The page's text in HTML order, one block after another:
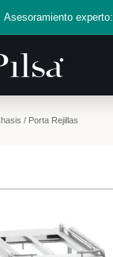
Asesoramiento experto:
/ Porta Rejillas